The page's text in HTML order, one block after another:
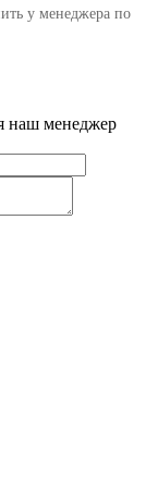
у менеджера по
наш менеджер